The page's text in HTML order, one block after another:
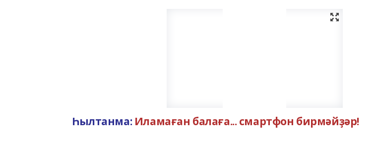
Һылтанма: Иламаған балаға... смартфон бирмәйҙәр!